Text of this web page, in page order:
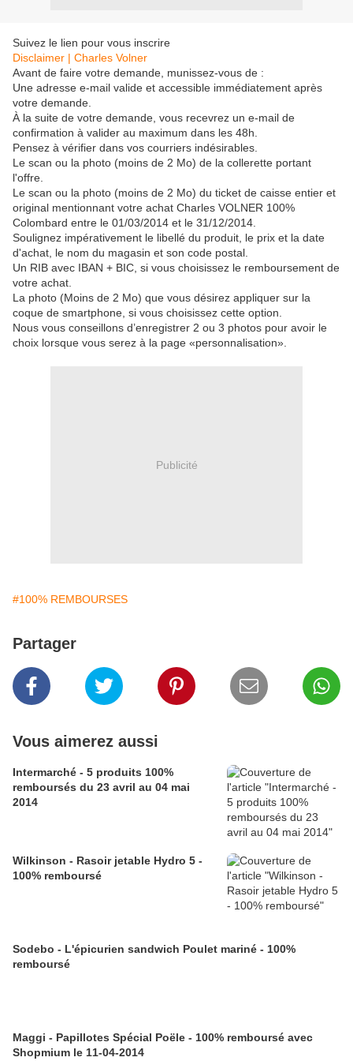
Suivez le lien pour vous inscrire
Disclaimer | Charles Volner
Avant de faire votre demande, munissez-vous de :
Une adresse e-mail valide et accessible immédiatement après
votre demande.
À la suite de votre demande, vous recevrez un e-mail de
confirmation à valider au maximum dans les 48h.
Pensez à vérifier dans vos courriers indésirables.
Le scan ou la photo (moins de 2 Mo) de la collerette portant
l'offre.
Le scan ou la photo (moins de 2 Mo) du ticket de caisse entier et
original mentionnant votre achat Charles VOLNER 100%
Colombard entre le 01/03/2014 et le 31/12/2014.
Soulignez impérativement le libellé du produit, le prix et la date
d'achat, le nom du magasin et son code postal.
Un RIB avec IBAN + BIC, si vous choisissez le remboursement de
votre achat.
La photo (Moins de 2 Mo) que vous désirez appliquer sur la
coque de smartphone, si vous choisissez cette option.
Nous vous conseillons d’enregistrer 2 ou 3 photos pour avoir le
choix lorsque vous serez à la page «personnalisation».
Publicité
#100% REMBOURSES
Partager
Vous aimerez aussi
Intermarché - 5 produits 100%
remboursés du 23 avril au 04 mai
2014
Wilkinson - Rasoir jetable Hydro 5 -
100% remboursé
Sodebo - L'épicurien sandwich Poulet mariné - 100%
remboursé
Maggi - Papillotes Spécial Poële - 100% remboursé avec
Shopmium le 11-04-2014